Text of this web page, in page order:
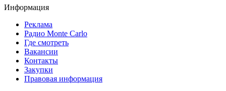
Информация
Реклама
Радио Monte Carlo
Где смотреть
Вакансии
Контакты
Закупки
Правовая информация